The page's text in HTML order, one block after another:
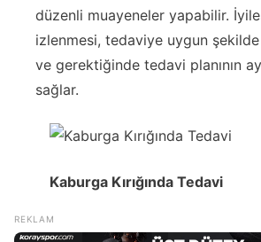
düzenli muayeneler yapabilir.
izlenmesi, tedaviye uygun
ve gerektiğinde tedavi planının
sağlar.
Kaburga Kırığında Tedavi